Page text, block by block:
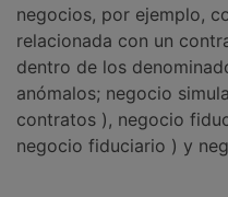
negocios, por ejemplo,
relacionada con un
dentro de los
anómalos; negocio
contratos ), negocio
negocio fiduciario ) y